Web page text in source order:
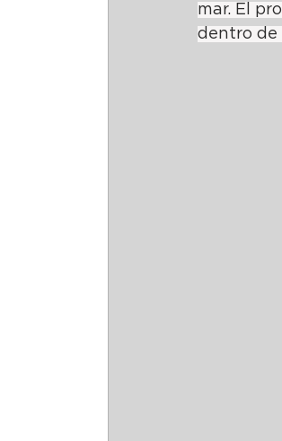
mar. El
dentro de